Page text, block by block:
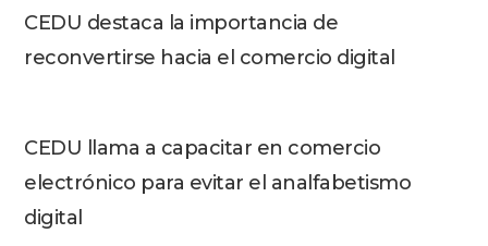
CEDU destaca la importancia de
reconvertirse hacia el comercio digital
CEDU llama a capacitar en comercio
electrónico para evitar el analfabetismo
digital